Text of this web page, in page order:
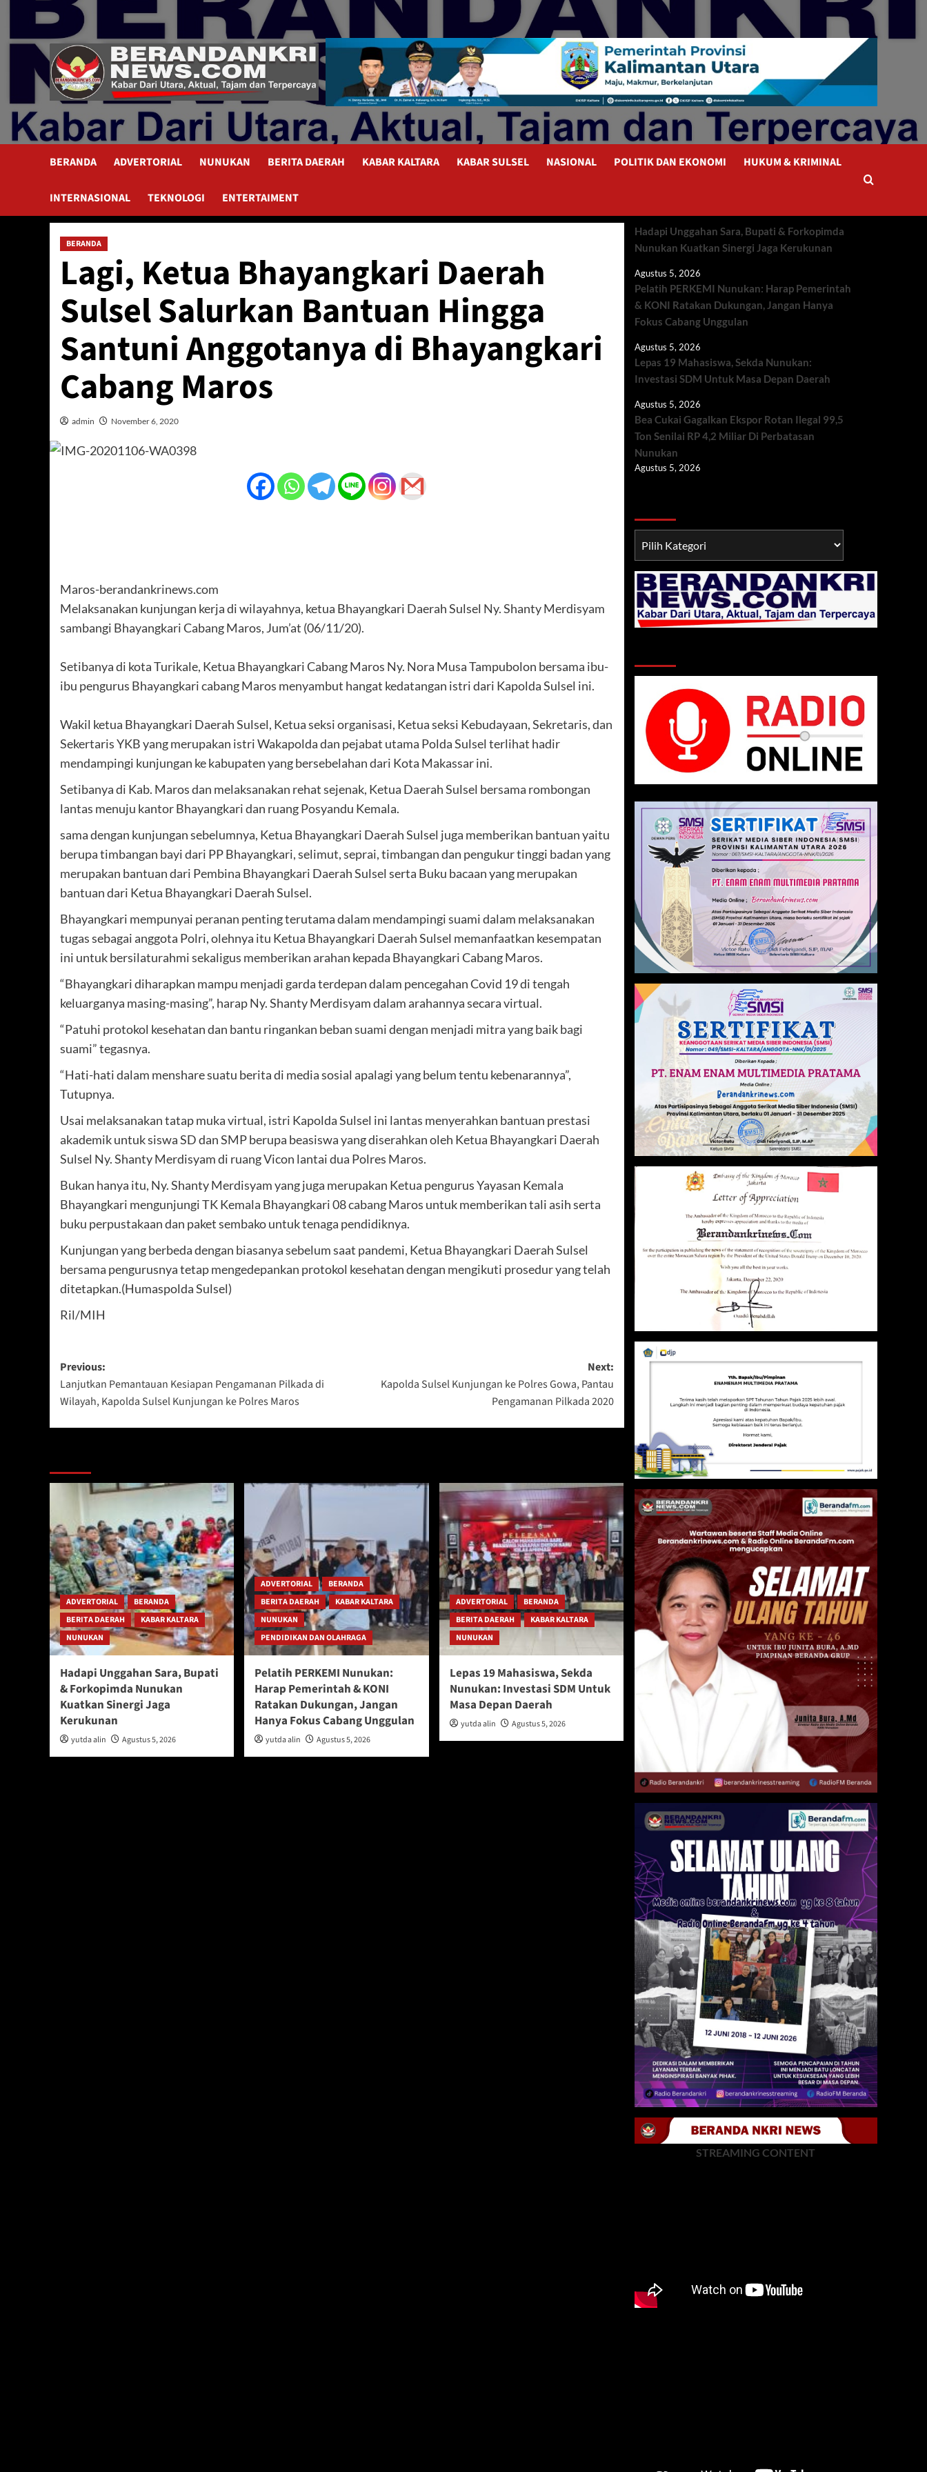
content
BERANDA ADVERTORIAL NUNUKAN BERITA DAERAH KABAR KALTARA KABAR SULSEL NASIONAL POLITIK DAN EKONOMI HUKUM & KRIMINAL
INTERNASIONAL TEKNOLOGI ENTERTAIMENT
BERANDA
Lagi, Ketua Bhayangkari Daerah
Sulsel Salurkan Bantuan Hingga
Santuni Anggotanya di Bhayangkari
Cabang Maros
admin November 6, 2020
Maros-berandankrinews.com
Melaksanakan kunjungan kerja di wilayahnya, ketua Bhayangkari Daerah Sulsel Ny. Shanty Merdisyam
sambangi Bhayangkari Cabang Maros, Jum’at (06/11/20).
Setibanya di kota Turikale, Ketua Bhayangkari Cabang Maros Ny. Nora Musa Tampubolon bersama ibu-
ibu pengurus Bhayangkari cabang Maros menyambut hangat kedatangan istri dari Kapolda Sulsel ini.
Wakil ketua Bhayangkari Daerah Sulsel, Ketua seksi organisasi, Ketua seksi Kebudayaan, Sekretaris, dan
Sekertaris YKB yang merupakan istri Wakapolda dan pejabat utama Polda Sulsel terlihat hadir
mendampingi kunjungan ke kabupaten yang bersebelahan dari Kota Makassar ini.
Setibanya di Kab. Maros dan melaksanakan rehat sejenak, Ketua Daerah Sulsel bersama rombongan
lantas menuju kantor Bhayangkari dan ruang Posyandu Kemala.
sama dengan kunjungan sebelumnya, Ketua Bhayangkari Daerah Sulsel juga memberikan bantuan yaitu
berupa timbangan bayi dari PP Bhayangkari, selimut, seprai, timbangan dan pengukur tinggi badan yang
merupakan bantuan dari Pembina Bhayangkari Daerah Sulsel serta Buku bacaan yang merupakan
bantuan dari Ketua Bhayangkari Daerah Sulsel.
Bhayangkari mempunyai peranan penting terutama dalam mendampingi suami dalam melaksanakan
tugas sebagai anggota Polri, olehnya itu Ketua Bhayangkari Daerah Sulsel memanfaatkan kesempatan
ini untuk bersilaturahmi sekaligus memberikan arahan kepada Bhayangkari Cabang Maros.
“Bhayangkari diharapkan mampu menjadi garda terdepan dalam pencegahan Covid 19 di tengah
keluarganya masing-masing”, harap Ny. Shanty Merdisyam dalam arahannya secara virtual.
“Patuhi protokol kesehatan dan bantu ringankan beban suami dengan menjadi mitra yang baik bagi
suami” tegasnya.
“Hati-hati dalam menshare suatu berita di media sosial apalagi yang belum tentu kebenarannya”,
Tutupnya.
Usai melaksanakan tatap muka virtual, istri Kapolda Sulsel ini lantas menyerahkan bantuan prestasi
akademik untuk siswa SD dan SMP berupa beasiswa yang diserahkan oleh Ketua Bhayangkari Daerah
Sulsel Ny. Shanty Merdisyam di ruang Vicon lantai dua Polres Maros.
Bukan hanya itu, Ny. Shanty Merdisyam yang juga merupakan Ketua pengurus Yayasan Kemala
Bhayangkari mengunjungi TK Kemala Bhayangkari 08 cabang Maros untuk memberikan tali asih serta
buku perpustakaan dan paket sembako untuk tenaga pendidiknya.
Kunjungan yang berbeda dengan biasanya sebelum saat pandemi, Ketua Bhayangkari Daerah Sulsel
bersama pengurusnya tetap mengedepankan protokol kesehatan dengan mengikuti prosedur yang telah
ditetapkan.(Humaspolda Sulsel)
Ril/MIH
Post
navigation
Previous:
Lanjutkan Pemantauan Kesiapan Pengamanan Pilkada di
Wilayah, Kapolda Sulsel Kunjungan ke Polres Maros
Next:
Kapolda Sulsel Kunjungan ke Polres Gowa, Pantau
Pengamanan Pilkada 2020
ADVERTORIAL
BERANDA
BERITA DAERAH
KABAR KALTARA
NUNUKAN
Hadapi Unggahan Sara, Bupati
& Forkopimda Nunukan
Kuatkan Sinergi Jaga
Kerukunan
yutda alin Agustus 5, 2026
ADVERTORIAL
BERANDA
BERITA DAERAH
KABAR KALTARA
NUNUKAN
PENDIDIKAN DAN OLAHRAGA
Pelatih PERKEMI Nunukan:
Harap Pemerintah & KONI
Ratakan Dukungan, Jangan
Hanya Fokus Cabang Unggulan
yutda alin Agustus 5, 2026
ADVERTORIAL
BERANDA
BERITA DAERAH
KABAR KALTARA
NUNUKAN
Lepas 19 Mahasiswa, Sekda
Nunukan: Investasi SDM Untuk
Masa Depan Daerah
yutda alin Agustus 5, 2026
Hadapi Unggahan Sara, Bupati & Forkopimda
Nunukan Kuatkan Sinergi Jaga Kerukunan
Agustus 5, 2026
Pelatih PERKEMI Nunukan: Harap Pemerintah
& KONI Ratakan Dukungan, Jangan Hanya
Fokus Cabang Unggulan
Agustus 5, 2026
Lepas 19 Mahasiswa, Sekda Nunukan:
Investasi SDM Untuk Masa Depan Daerah
Agustus 5, 2026
Bea Cukai Gagalkan Ekspor Rotan Ilegal 99,5
Ton Senilai RP 4,2 Miliar Di Perbatasan
Nunukan
Agustus 5, 2026
TNI/POLRI
STREAMING CONTENT